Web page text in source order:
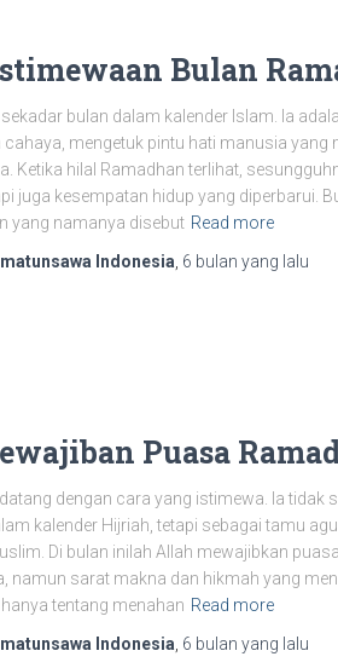
Bulan
bulan dalam kalender Islam. Ia
mengetuk pintu hati manusia yang
Ketika hilal Ramadhan terlihat,
juga kesempatan hidup yang diperbarui.
yang namanya disebut Read more
Indonesia 6 bulan yang lalu
Puasa
dengan cara yang istimewa. Ia tidak
kalender Hijriah, tetapi sebagai tamu
Di bulan inilah Allah mewajibkan
namun sarat makna dan hikmah yang
tentang menahan Read more
Indonesia, 6 bulan yang lalu